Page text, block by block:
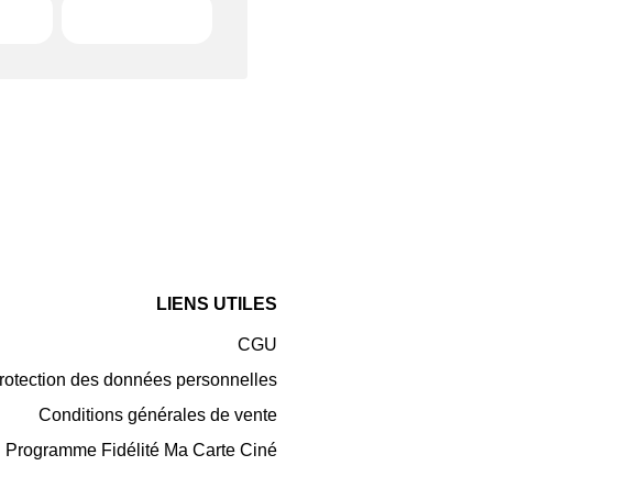
LIENS UTILES
CGU
des données personnelles
Conditions générales de vente
Programme Fidélité Ma Carte Ciné